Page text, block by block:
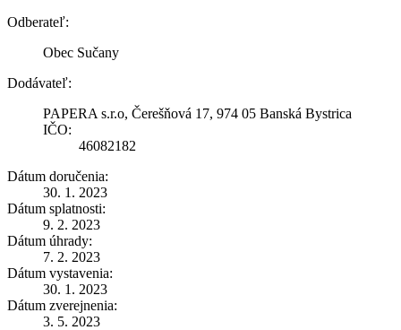
Odberateľ:
Obec Sučany
Dodávateľ:
PAPERA s.r.o, Čerešňová 17, 974 05 Banská Bystrica
IČO:
46082182
Dátum doručenia:
30. 1. 2023
Dátum splatnosti:
9. 2. 2023
Dátum úhrady:
7. 2. 2023
Dátum vystavenia:
30. 1. 2023
Dátum zverejnenia:
3. 5. 2023